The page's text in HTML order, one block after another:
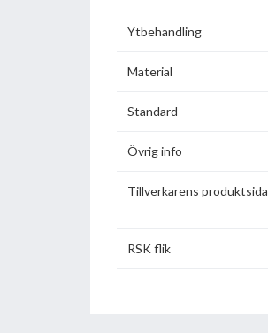
Ytbehandling
Material
Standard
Övrig info
Tillverkarens produktsida
RSK flik